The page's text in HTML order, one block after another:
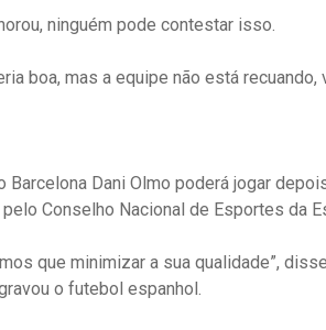
ninguém pode contestar isso.
boa, mas a equipe não está recuando,
Barcelona Dani Olmo poderá jogar
Conselho Nacional de Esportes da
que minimizar a sua qualidade”,
o futebol espanhol.